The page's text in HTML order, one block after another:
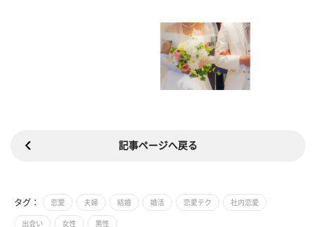
記事ページへ戻る
タグ： 恋愛 夫婦 結婚 婚活 恋愛テク 社内恋愛
出会い 女性 男性